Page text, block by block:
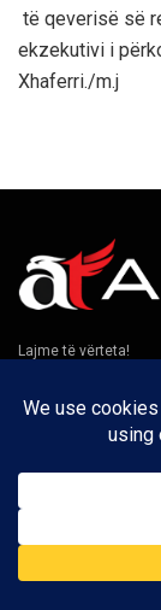
të qeverisë së
ekzekutivi i
Xhaferri./m.j
Lajme të vërteta!
Të tjera
Na ndiqni